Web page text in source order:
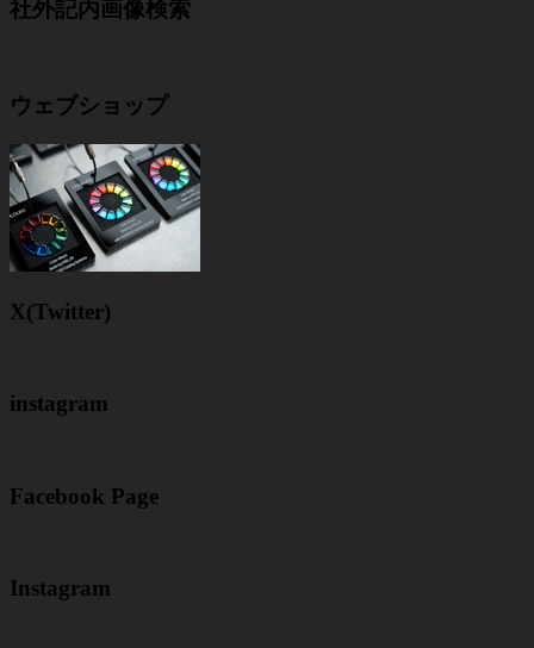
社外記内画像検索
ウェブショップ
X(Twitter)
instagram
Facebook Page
Instagram